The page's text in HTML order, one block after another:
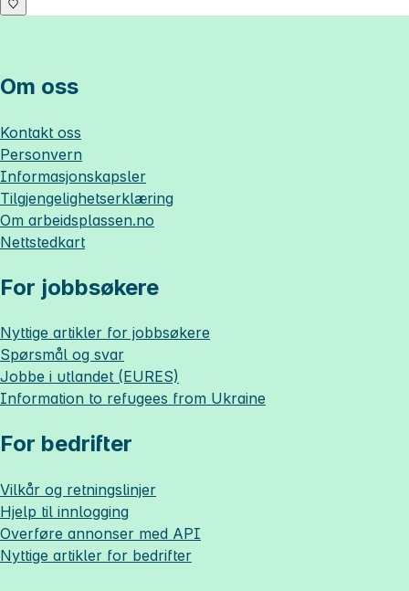
Om oss
Kontakt oss
Personvern
Informasjonskapsler
Tilgjengelighetserklæring
Om arbeidsplassen.no
Nettstedkart
For jobbsøkere
Nyttige artikler for jobbsøkere
Spørsmål og svar
Jobbe i utlandet (EURES)
Information to refugees from Ukraine
For bedrifter
Vilkår og retningslinjer
Hjelp til innlogging
Overføre annonser med API
Nyttige artikler for bedrifter